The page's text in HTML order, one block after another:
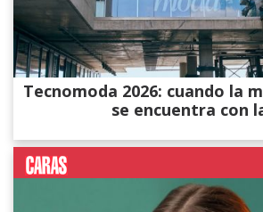
Tecnomoda 2026: cuando la
se encuentra con